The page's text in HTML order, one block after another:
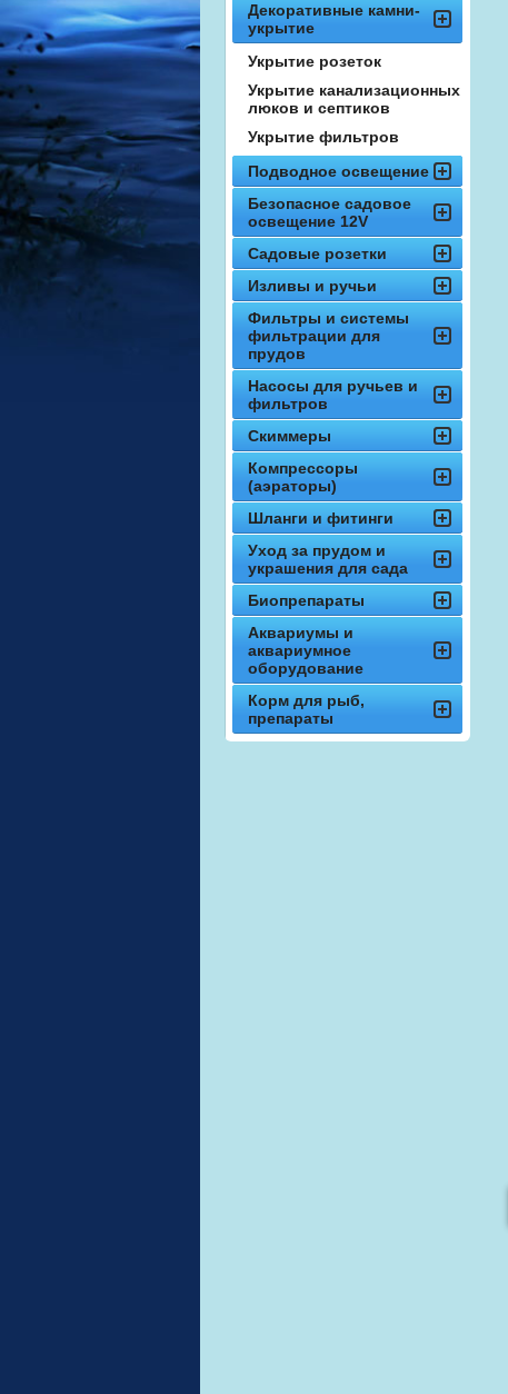
Декоративные камни-
укрытие
Укрытие розеток
Укрытие канализационных
люков и септиков
Укрытие фильтров
Подводное освещение
Безопасное садовое
освещение 12V
Садовые розетки
Изливы и ручьи
Фильтры и системы
фильтрации для
прудов
Насосы для ручьев и
фильтров
Скиммеры
Компрессоры
(аэраторы)
Шланги и фитинги
Уход за прудом и
украшения для сада
Биопрепараты
Аквариумы и
аквариумное
оборудование
Корм для рыб,
препараты